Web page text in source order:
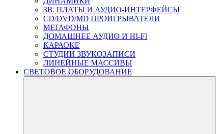
ЗВ. ПЛАТЫ И АУДИО-ИНТЕРФЕЙСЫ
CD/DVD/MD ПРОИГРЫВАТЕЛИ
МЕГАФОНЫ
ДОМАШНЕЕ АУДИО И HI-FI
КАРАОКЕ
СТУДИИ ЗВУКОЗАПИСИ
ЛИНЕЙНЫЕ МАССИВЫ
СВЕТОВОЕ ОБОРУДОВАНИЕ